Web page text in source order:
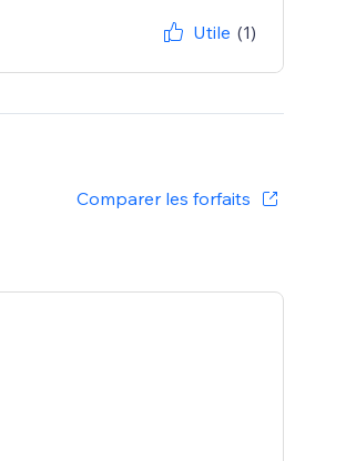
Utile (1)
Comparer les forfaits